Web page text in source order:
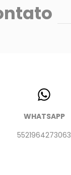
WHATSAPP
5521964273063